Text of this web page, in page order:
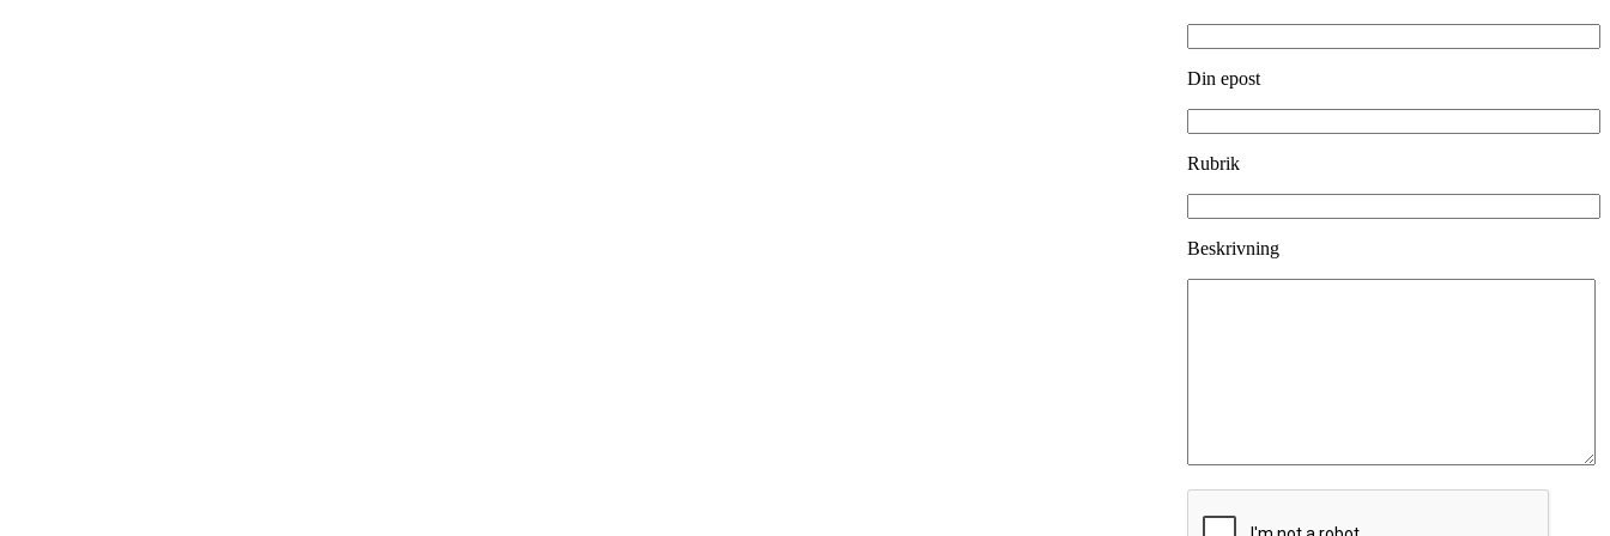
Din epost
Rubrik
Beskrivning